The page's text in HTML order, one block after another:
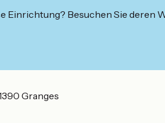
Einrichtung? Besuchen Sie
Granges